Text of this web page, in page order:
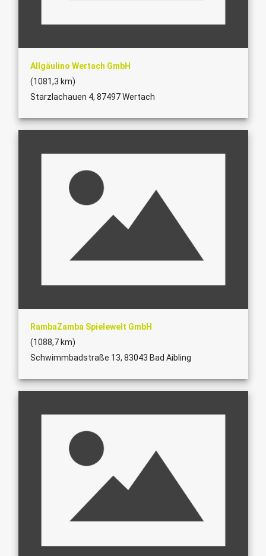
Allgäulino Wertach GmbH
(1081,3 km)
Starzlachauen 4, 87497 Wertach
RambaZamba Spielewelt GmbH
(1088,7 km)
Schwimmbadstraße 13, 83043 Bad Aibling